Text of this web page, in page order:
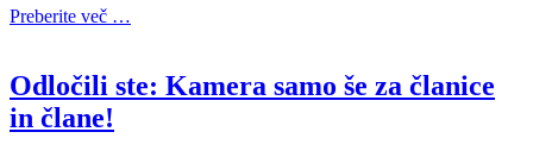
Preberite več …
Odločili ste: Kamera samo še za članice
in člane!